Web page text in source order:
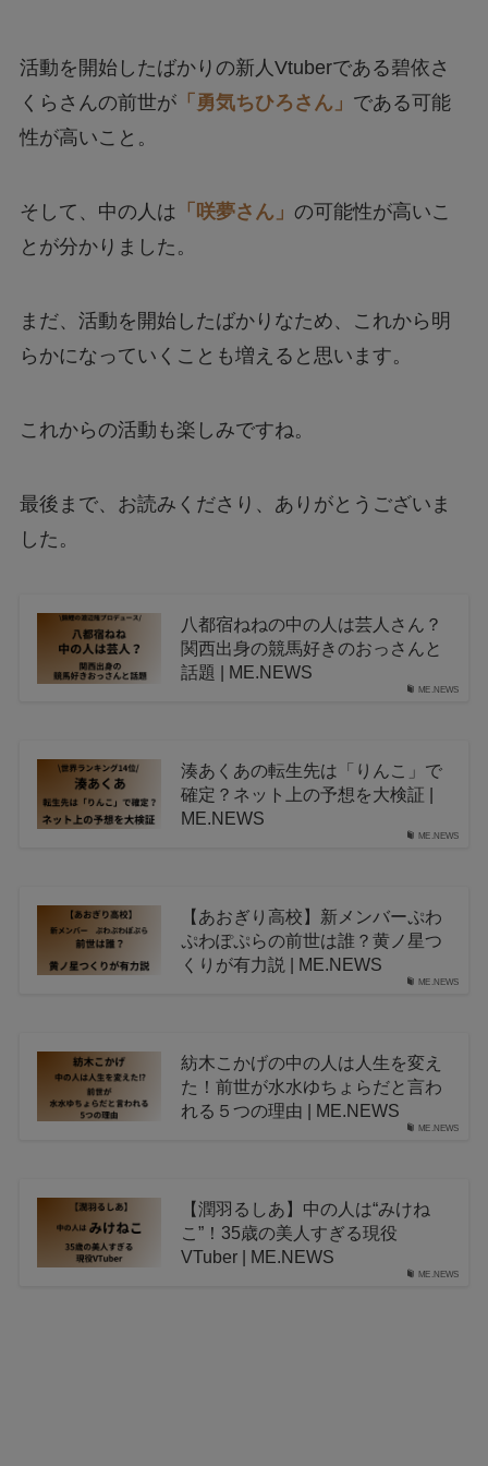
活動を開始したばかりの新人Vtuberである碧依さ
くらさんの前世が「勇気ちひろさん」 である可能
性が高いこと。
そして、中の人は 「咲夢さん」 の可能性が高いこ
とが分かりました。
まだ、活動を開始したばかりなため、これから明
らかになっていくことも増えると思います。
これからの活動も楽しみですね。
最後まで、お読みくださり、ありがとうございま
した。
ME.NEWS
八都宿ねねの中の人は芸人さん？
関西出身の競馬好きのおっさんと
話題 | ME.NEWS
ME.NEWS
湊あくあの転生先は「りんこ」で
確定？ネット上の予想を大検証 |
ME.NEWS
ME.NEWS
【あおぎり高校】新メンバーぷわ
ぷわぽぷらの前世は誰？黄ノ星つ
くりが有力説 | ME.NEWS
ME.NEWS
紡木こかげの中の人は人生を変え
た！前世が水水ゆちょらだと言わ
れる５つの理由 | ME.NEWS
ME.NEWS
【潤羽るしあ】中の人は“みけね
こ”！35歳の美人すぎる現役
VTuber | ME.NEWS